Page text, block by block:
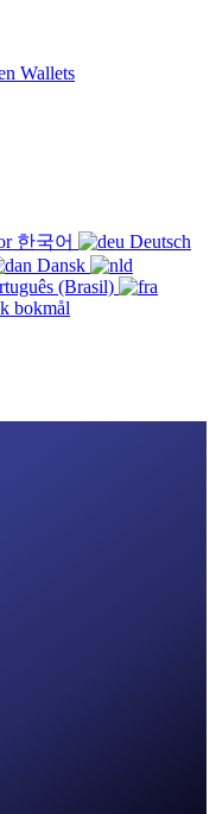
Wallets
한국어
Deutsch
Dansk
(Brasil)
bokmål